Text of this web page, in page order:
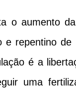
o aumento da
e repentino de
é a
uma